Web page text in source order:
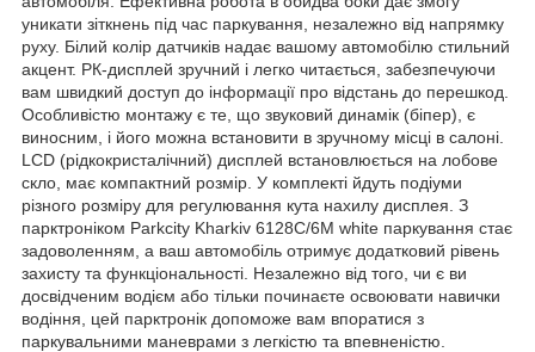
уникати зіткнень під час паркування, незалежно від напрямку
руху. Білий колір датчиків надає вашому автомобілю стильний
акцент. РК-дисплей зручний і легко читається, забезпечуючи
вам швидкий доступ до інформації про відстань до перешкод.
Особливістю монтажу є те, що звуковий динамік (біпер), є
виносним, і його можна встановити в зручному місці в салоні.
LCD (рідкокристалічний) дисплей встановлюється на лобове
скло, має компактний розмір. У комплекті йдуть подіуми
різного розміру для регулювання кута нахилу дисплея. З
парктроніком Parkcity Kharkiv 6128C/6M white паркування стає
задоволенням, а ваш автомобіль отримує додатковий рівень
захисту та функціональності. Незалежно від того, чи є ви
досвідченим водієм або тільки починаєте освоювати навички
водіння, цей парктронік допоможе вам впоратися з
паркувальними маневрами з легкістю та впевненістю.